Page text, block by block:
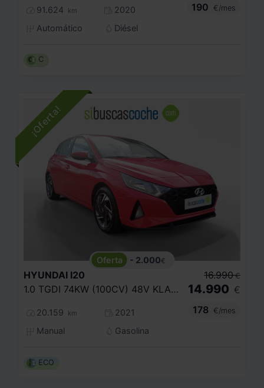
91.624 km
2020
Automático
Diésel
190
€/mes
C
- 2.000€
HYUNDAI I20
1.0 TGDI 74KW (100CV) 48V KLASS
20.159 km
2021
Manual
Gasolina
16.990 €
14.990 €
178
€/mes
ECO